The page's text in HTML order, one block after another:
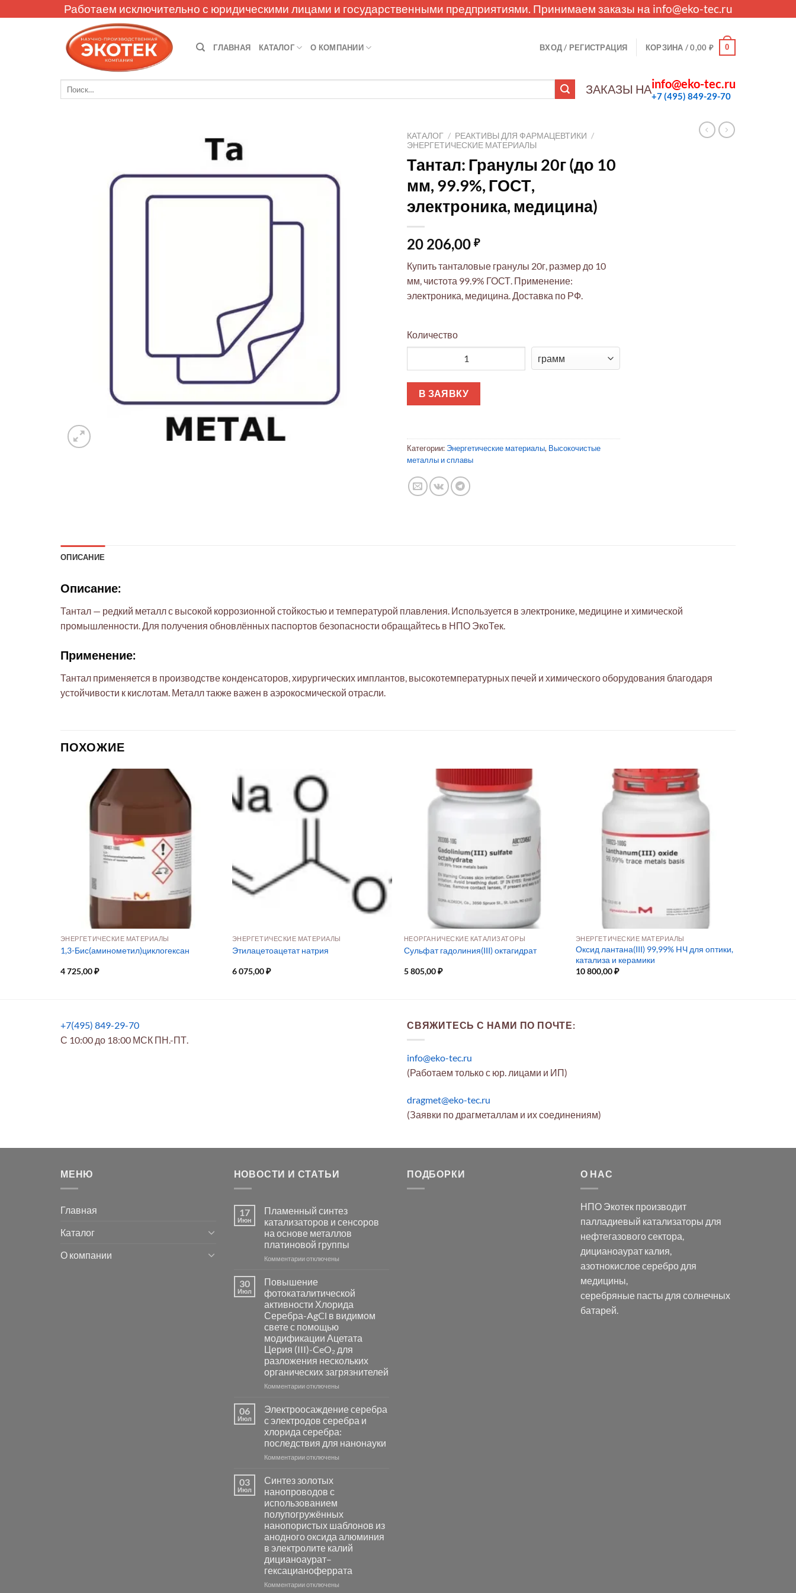
to
Работаем исключительно с юридическими лицами и государственными предприятиями. Принимаем заказы на info@eko-tec.ru
ГЛАВНАЯ КАТАЛОГ О КОМПАНИИ ВХОД / РЕГИСТРАЦИЯ КОРЗИНА /0,00 ₽ 0
ЗАКАЗЫ НАinfo@eko-tec.ru
+7 (495) 849-29-70
КАТАЛОГ / РЕАКТИВЫ ДЛЯ ФАРМАЦЕВТИКИ /
ЭНЕРГЕТИЧЕСКИЕ МАТЕРИАЛЫ
Тантал: Гранулы 20г (до 10
мм, 99.9%, ГОСТ,
электроника, медицина)
20 206,00 ₽
Купить танталовые гранулы 20г, размер до 10
мм, чистота 99.9% ГОСТ. Применение:
электроника, медицина. Доставка по РФ.
Количество
В ЗАЯВКУ
Категории: Энергетические материалы, Высокочистые
металлы и сплавы
ОПИСАНИЕ
Описание:
Тантал — редкий металл с высокой коррозионной стойкостью и температурой плавления. Используется в электронике, медицине и химической
промышленности. Для получения обновлённых паспортов безопасности обращайтесь в НПО ЭкоТек.
Применение:
Тантал применяется в производстве конденсаторов, хирургических имплантов, высокотемпературных печей и химического оборудования благодаря
устойчивости к кислотам. Металл также важен в аэрокосмической отрасли.
ПОХОЖИЕ
ЭНЕРГЕТИЧЕСКИЕ МАТЕРИАЛЫ
1,3-Бис(аминометил)циклогексан
4 725,00₽
ЭНЕРГЕТИЧЕСКИЕ МАТЕРИАЛЫ
Этилацетоацетат натрия
6 075,00₽
НЕОРГАНИЧЕСКИЕ КАТАЛИЗАТОРЫ
Сульфат гадолиния(III) октагидрат
5 805,00₽
ЭНЕРГЕТИЧЕСКИЕ МАТЕРИАЛЫ
Оксид лантана(III) 99,99% HЧ для оптики,
катализа и керамики
10 800,00₽
+7(495) 849-29-70
С 10:00 до 18:00 МСК ПН.-ПТ.
СВЯЖИТЕСЬ С НАМИ ПО ПОЧТЕ:
info@eko-tec.ru
(Работаем только с юр. лицами и ИП)
dragmet@eko-tec.ru
(Заявки по драгметаллам и их соединениям)
МЕНЮ
Главная
Каталог
О компании
НОВОСТИ И СТАТЬИ
17
Июн
Пламенный синтез
катализаторов и сенсоров
на основе металлов
платиновой группы
Комментариик
синтез
катализаторов
и
сенсоров
на
основе
металлов
платиновой
группы
отключены
30
Июл
Повышение
фотокаталитической
активности Хлорида
Серебра-AgCl в видимом
свете с помощью
модификации Ацетата
Церия (III)-CeO₂ для
разложения нескольких
органических загрязнителей
Комментариик
фотокаталитической
активности
Хлорида
Серебра-
AgCl
свете
с
помощью
модификации
Ацетата
Церия
(III)-
CeO₂
для
разложения
нескольких
отключены
06
Июл
Электроосаждение серебра
с электродов серебра и
хлорида серебра:
последствия для нанонауки
Комментариик
серебра
с
электродов
серебра
и
хлорида
серебра:
последствия
для
нанонауки
отключены
03
Июл
Синтез золотых
нанопроводов с
использованием
полупогружённых
нанопористых шаблонов из
анодного оксида алюминия
в электролите калий
дицианоаурат–
гексацианоферрата
Комментариикотключены
ПОДБОРКИ О НАС
НПО Экотек производит
палладиевый катализаторы для
нефтегазового сектора,
дицианоаурат калия,
азотнокислое серебродля
медицины,
серебряные пасты для солнечных
батарей.